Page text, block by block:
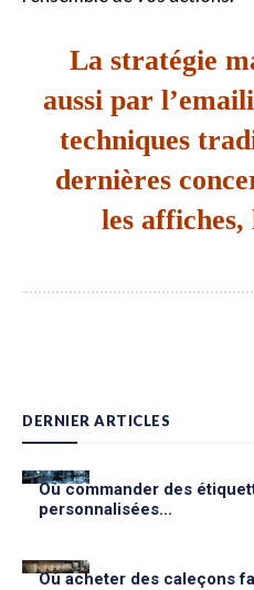
La stratégie
aussi par
techniques
dernières
les
DERNIER ARTICLES
Où commander des
personnalisées...
Où acheter des caleçons